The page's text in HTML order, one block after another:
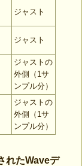
ジャスト
ジャスト
ジャストの
外側（1サ
ンプル分）
ジャストの
外側（1サ
ンプル分）
れたWaveデ